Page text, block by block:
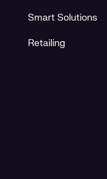
Smart Solutions
Retailing